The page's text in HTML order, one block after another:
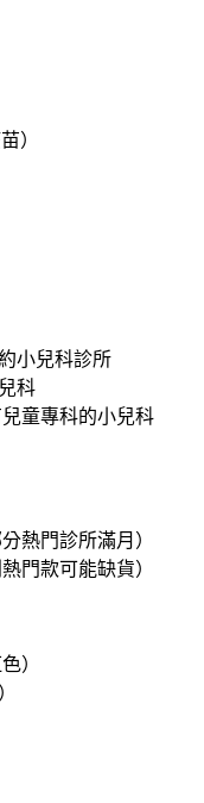
）
小兒科診所
科
童專科的小兒科
分熱門診所滿月）
門款可能缺貨）
）